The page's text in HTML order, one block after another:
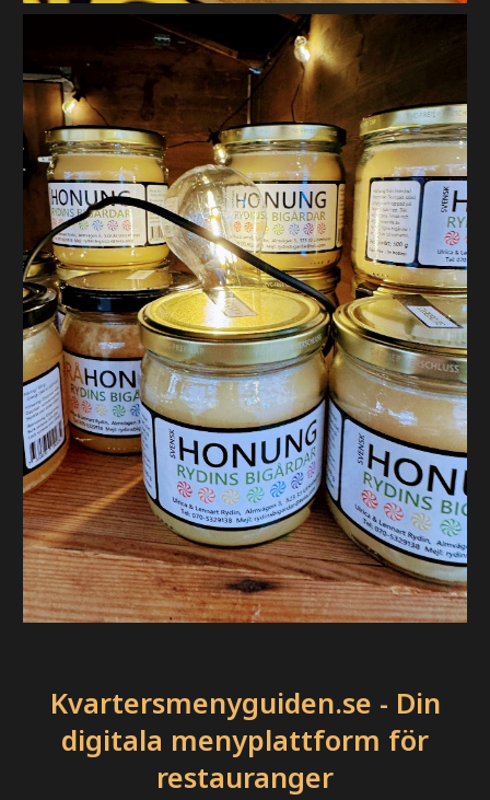
Kvartersmenyguiden.se - Din
digitala menyplattform för
restauranger